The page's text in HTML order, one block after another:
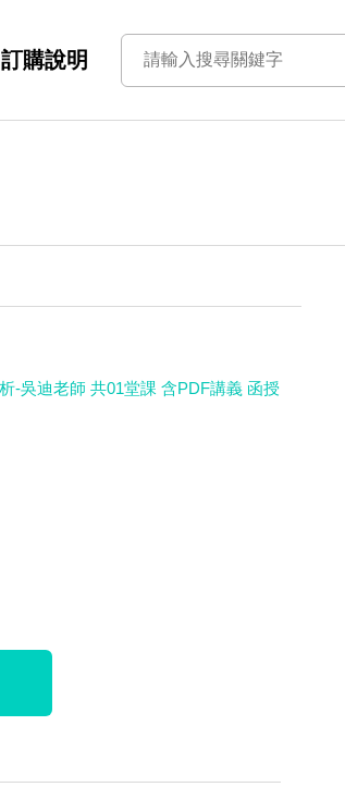
訂購說明
-吳迪老師 共01堂課 含PDF講義 函授